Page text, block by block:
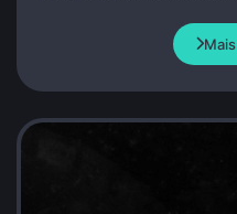
através de trechos de filmes
"Garota de Ipanema", "O